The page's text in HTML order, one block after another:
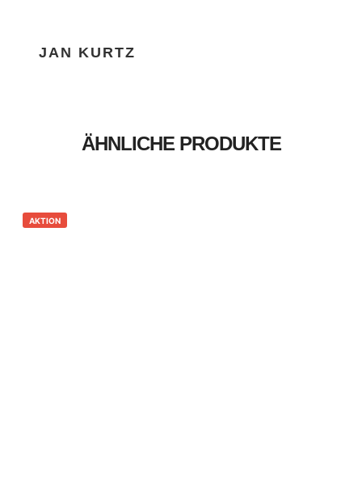
JAN KURTZ
ÄHNLICHE PRODUKTE
AKTION